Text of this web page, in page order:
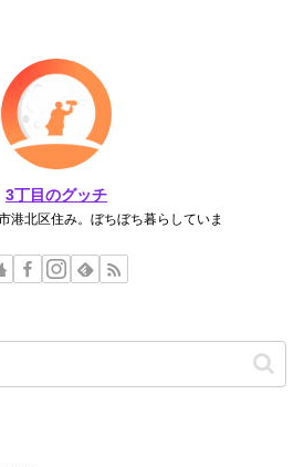
3丁目のグッチ
港北区住み。ぼちぼち暮らしていま